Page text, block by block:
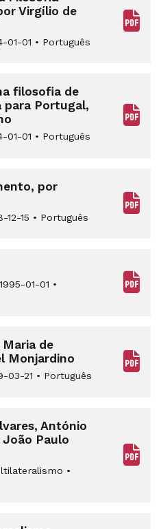
Virgílio de
01-01 • Português
filosofia de
para Portugal,
01-01 • Português
por
12-15 • Português
1995-01-01 •
Maria de
Monjardino
03-21 • Português
António
João Paulo
•